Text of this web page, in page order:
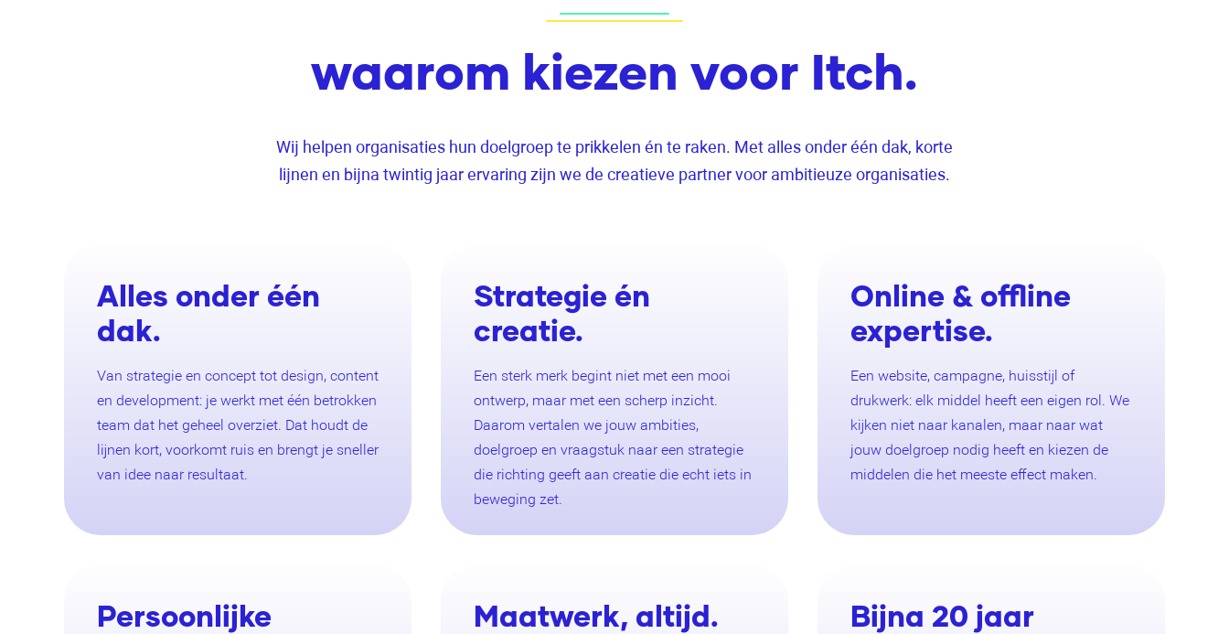
waarom kiezen voor Itch.
Wij helpen organisaties hun doelgroep te prikkelen én te raken. Met alles onder één dak, korte
lijnen en bijna twintig jaar ervaring zijn we de creatieve partner voor ambitieuze organisaties.
Alles onder één
dak.
Van strategie en concept tot design, content
en development: je werkt met één betrokken
team dat het geheel overziet. Dat houdt de
lijnen kort, voorkomt ruis en brengt je sneller
van idee naar resultaat.
Strategie én
creatie.
Een sterk merk begint niet met een mooi
ontwerp, maar met een scherp inzicht.
Daarom vertalen we jouw ambities,
doelgroep en vraagstuk naar een strategie
die richting geeft aan creatie die echt iets in
beweging zet.
Online & offline
expertise.
Een website, campagne, huisstijl of
drukwerk: elk middel heeft een eigen rol. We
kijken niet naar kanalen, maar naar wat
jouw doelgroep nodig heeft en kiezen de
middelen die het meeste effect maken.
Persoonlijke
Maatwerk, altijd.
Bijna 20 jaar